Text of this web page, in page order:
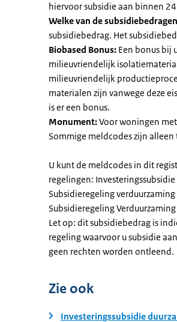
hiervoor subsidie aan binnen
Welke van de
subsidiebedrag. Het
Biobased Bonus: Een bonus bij
milieuvriendelijk
milieuvriendelijk
materialen zijn vanwege deze
is er een bonus.
Monument:Voor woningen
Sommige meldcodes zijn
U kunt de meldcodes in dit
regelingen:
Subsidieregeling
Subsidieregeling
Let op: dit subsidiebedrag is
regeling waarvoor u subsidie
geen rechten worden ontleend.
Zie ook
Investeringssubsidie